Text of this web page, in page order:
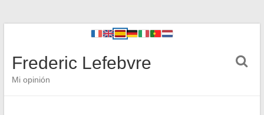
Frederic Lefebvre
Mi opinión